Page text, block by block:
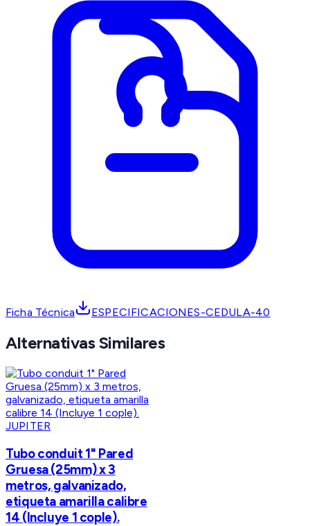
Ficha Técnica ESPECIFICACIONES-CEDULA-40
Alternativas Similares
JUPITER
Tubo conduit 1" Pared
Gruesa (25mm) x 3
metros, galvanizado,
etiqueta amarilla calibre
14 (Incluye 1 cople).